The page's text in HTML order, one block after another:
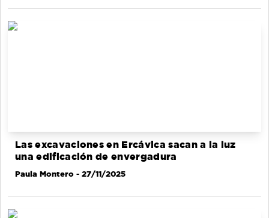
Las excavaciones en Ercávica sacan a la luz
una edificación de envergadura
Paula Montero - 27/11/2025